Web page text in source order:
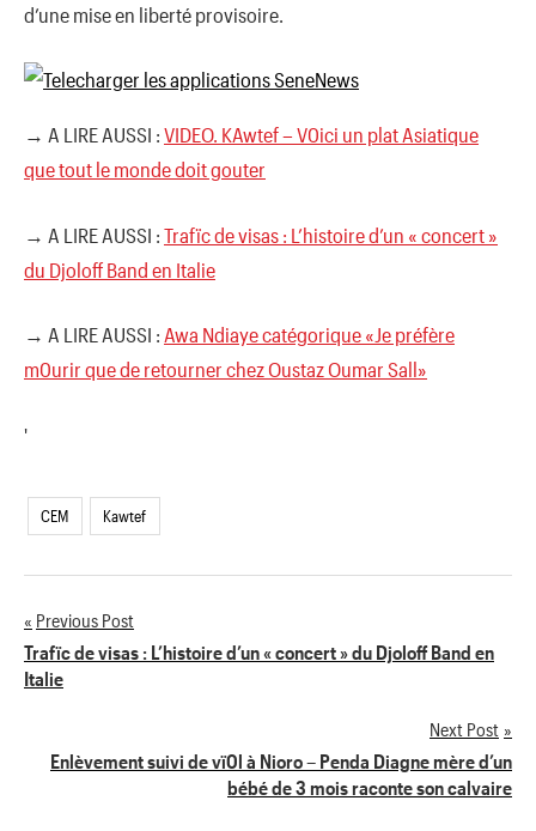
d’une mise en liberté provisoire.
→ A LIRE AUSSI : VIDEO. KAwtef – V0ici un plat Asiatique
que tout le monde doit gouter
→ A LIRE AUSSI : Trafïc de visas : L’histoire d’un « concert »
du Djoloff Band en Italie
→ A LIRE AUSSI : Awa Ndiaye catégorique «Je préfère
m0urir que de retourner chez Oustaz Oumar Sall»
'
CEM Kawtef
Navigation
de
Previous Post
Trafïc de visas : L’histoire d’un « concert » du Djoloff Band en
Italie
Next Post
Enlèvement suivi de vï0l à Nioro – Penda Diagne mère d’un
bébé de 3 mois raconte son calvaire